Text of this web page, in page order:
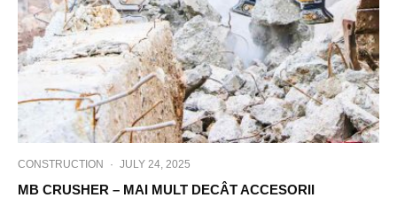
CONSTRUCTION · JULY 24, 2025
MB CRUSHER – MAI MULT DECÂT ACCESORII